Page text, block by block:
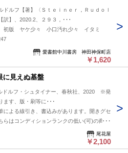
ドルフ【著】〈Ｓｔｅｉｎｅｒ，Ｒｕｄｏｌ
訳】、2020.2、２９３，･･･
初版 ヤケ少々 小口汚れ少々 イタミ
愛書館中川書房 神田神保町店
￥1,620
に見えぬ基盤
ドルフ・シュタイナー、春秋社、2020 ※発
ます、版・刷等に･･･
よる線引き、書込みがあります。開きグセ
らはコンディションランクの低い(可)の商品
よる使用感（ヤケ、イタミ、ヨゴレ、シミ）
付録や特典に関しては有るものを記載してお
は記載しておりません。
尾花屋
￥2,100